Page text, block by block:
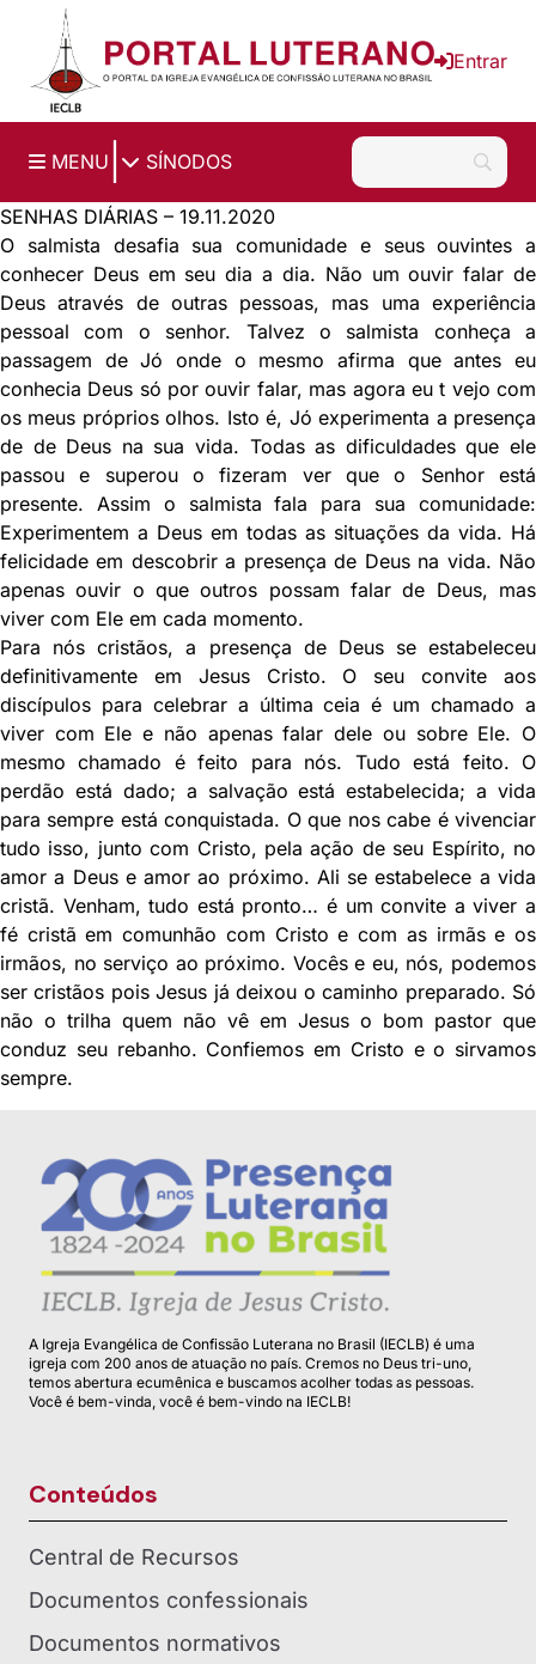
Ir para o conteúdo principal
Entrar
MENU SÍNODOS
SENHAS DIÁRIAS – 19.11.2020
O salmista desafia sua comunidade e seus ouvintes a
conhecer Deus em seu dia a dia. Não um ouvir falar de
Deus através de outras pessoas, mas uma experiência
pessoal com o senhor. Talvez o salmista conheça a
passagem de Jó onde o mesmo afirma que antes eu
conhecia Deus só por ouvir falar, mas agora eu t vejo com
os meus próprios olhos. Isto é, Jó experimenta a presença
de de Deus na sua vida. Todas as dificuldades que ele
passou e superou o fizeram ver que o Senhor está
presente. Assim o salmista fala para sua comunidade:
Experimentem a Deus em todas as situações da vida. Há
felicidade em descobrir a presença de Deus na vida. Não
apenas ouvir o que outros possam falar de Deus, mas
viver com Ele em cada momento.
Para nós cristãos, a presença de Deus se estabeleceu
definitivamente em Jesus Cristo. O seu convite aos
discípulos para celebrar a última ceia é um chamado a
viver com Ele e não apenas falar dele ou sobre Ele. O
mesmo chamado é feito para nós. Tudo está feito. O
perdão está dado; a salvação está estabelecida; a vida
para sempre está conquistada. O que nos cabe é vivenciar
tudo isso, junto com Cristo, pela ação de seu Espírito, no
amor a Deus e amor ao próximo. Ali se estabelece a vida
cristã. Venham, tudo está pronto… é um convite a viver a
fé cristã em comunhão com Cristo e com as irmãs e os
irmãos, no serviço ao próximo. Vocês e eu, nós, podemos
ser cristãos pois Jesus já deixou o caminho preparado. Só
não o trilha quem não vê em Jesus o bom pastor que
conduz seu rebanho. Confiemos em Cristo e o sirvamos
sempre.
A Igreja Evangélica de Confissão Luterana no Brasil (IECLB) é uma
igreja com 200 anos de atuação no país. Cremos no Deus tri-uno,
temos abertura ecumênica e buscamos acolher todas as pessoas.
Você é bem-vinda, você é bem-vindo na IECLB!
Conteúdos
Central de Recursos
Documentos confessionais
Documentos normativos